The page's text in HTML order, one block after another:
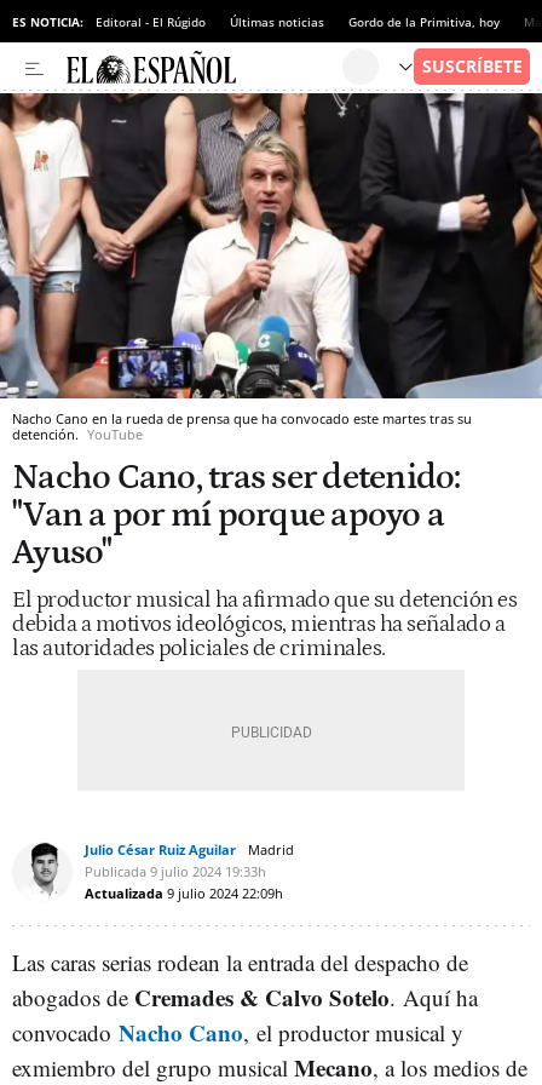
ES NOTICIA: Editoral - El Rúgido Últimas noticias Gordo de la Primitiva, hoy
Nacho Cano en la rueda de prensa que ha convocado este martes tras su
detención. YouTube
Nacho Cano, tras ser detenido:
"Van a por mí porque apoyo a
Ayuso"
El productor musical ha afirmado que su detención es
debida a motivos ideológicos, mientras ha señalado a
las autoridades policiales de criminales.
Julio César Ruiz Aguilar
Madrid
Publicada 9 julio 2024 19:33h
Actualizada 9 julio 2024 22:09h
Las caras serias rodean la entrada del despacho de
abogados de Cremades & Calvo Sotelo. Aquí ha
convocado Nacho Cano, el productor musical y
exmiembro del grupo musical Mecano, a los medios de